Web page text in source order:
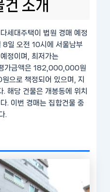
소개
세대주택이 법원 경매 예정
일 오전 10시에 서울남부
정이며, 최저가는
가금액은 182,000,000원
으로 책정되어 있으며, 지
해당 건물은 개봉동에 위치
. 이번 경매는 집합건물 중
.